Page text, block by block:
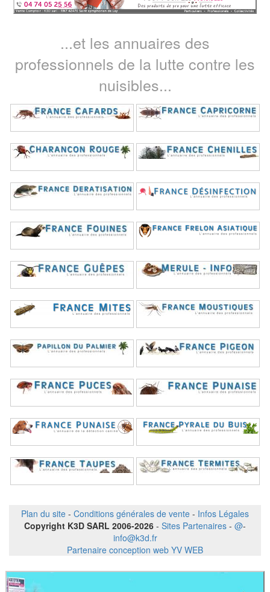
...et les annuaires des
professionnels de la lutte contre les
nuisibles...
Plan du site - Conditions générales de vente - Infos Légales
Copyright K3D SARL 2006-2026 - Sites Partenaires - @-
info@k3d.fr
Partenaire conception web YV WEB